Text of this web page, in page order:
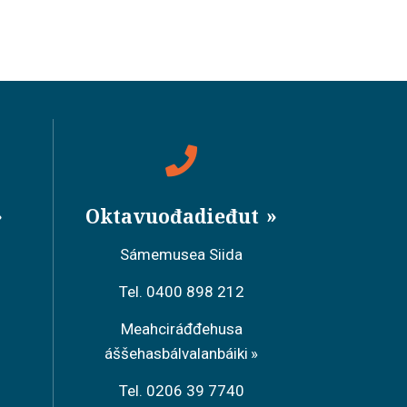
Oktavuođadieđut
Sámemusea Siida
Tel. 0400 898 212
Meahciráđđehusa
áššehasbálvalanbáiki
Tel. 0206 39 7740